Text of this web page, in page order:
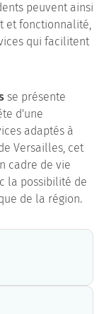
peuvent ainsi
et fonctionnalité,
qui facilitent
se présente
d'une
adaptés à
Versailles, cet
cadre de vie
la possibilité de
de la région.